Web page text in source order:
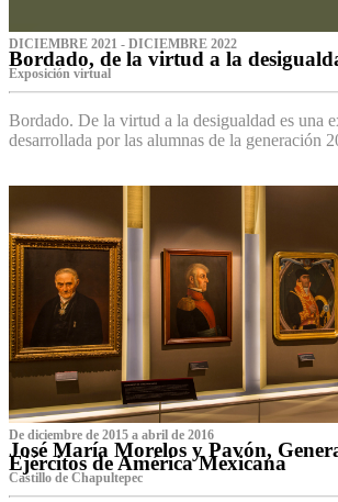
DICIEMBRE 2021 - DICIEMBRE 2022
Bordado, de la virtud a la
Exposición virtual‌
Bordado. De la virtud a la desigualdad es una
desarrollada por las alumnas de la generación
De diciembre de 2015 a abril de 2016
José María Morelos y Pavón,
Ejércitos de América Mexicana
C‌astillo de Chapultepec